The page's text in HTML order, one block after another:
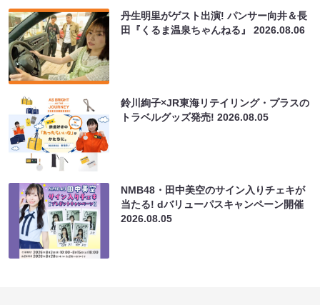
丹生明里がゲスト出演! パンサー向井＆長
田『くるま温泉ちゃんねる』2026.08.06
鈴川絢子×JR東海リテイリング・プラスの
トラベルグッズ発売!2026.08.05
NMB48・田中美空のサイン入りチェキが
当たる! dバリューパスキャンペーン開催
2026.08.05